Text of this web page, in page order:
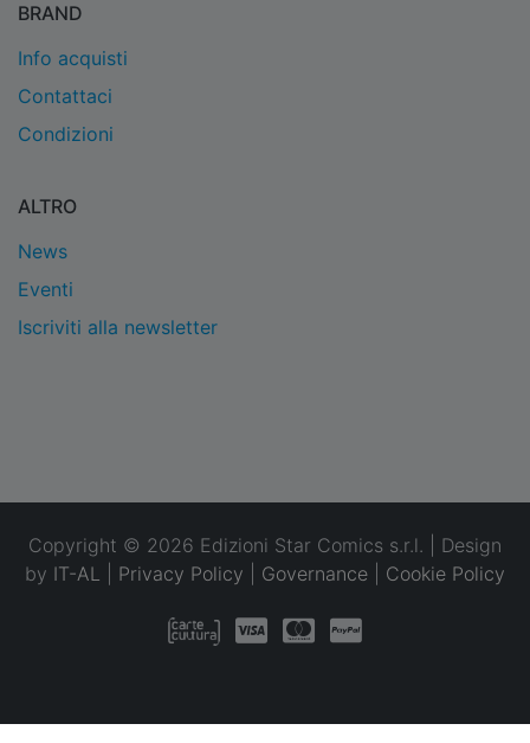
BRAND
Info acquisti
Contattaci
Condizioni
ALTRO
News
Eventi
Iscriviti alla newsletter
Copyright © 2026 Edizioni Star Comics s.r.l. | Design
by IT-AL Privacy Policy Governance Cookie Policy